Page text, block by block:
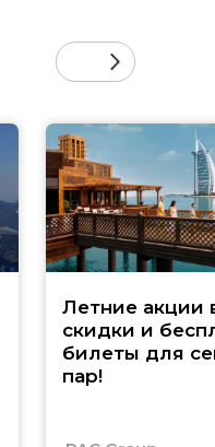
Летние акции
скидки и
билеты для
пар!